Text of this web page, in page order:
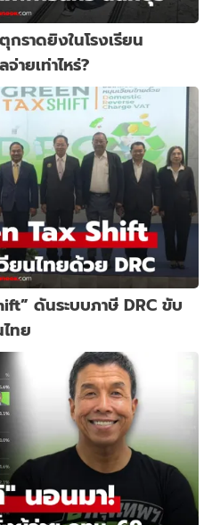
กราดยิงในโรงเรียน
ายเท่าไหร่?
ดันระบบภาษี DRC ขับ
ทย